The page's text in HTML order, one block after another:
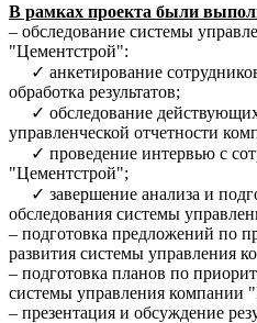
В рамках проекта были
– обследование системы
"Цементстрой":
✓ анкетирование
обработка результатов;
✓ обследование действующих
управленческой отчетности
✓ проведение интервью с
"Цементстрой";
✓ завершение анализа и
обследования системы
– подготовка предложений по
развития системы управления
– подготовка планов по
системы управления компании
– презентация и обсуждение